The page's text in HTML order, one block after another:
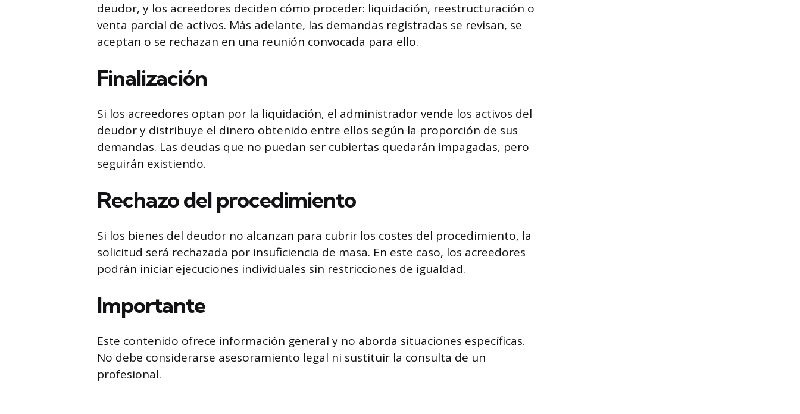
deudor, y los acreedores deciden cómo proceder: liquidación, reestructuración o
venta parcial de activos. Más adelante, las demandas registradas se revisan, se
aceptan o se rechazan en una reunión convocada para ello.
Finalización
Si los acreedores optan por la liquidación, el administrador vende los activos del
deudor y distribuye el dinero obtenido entre ellos según la proporción de sus
demandas. Las deudas que no puedan ser cubiertas quedarán impagadas, pero
seguirán existiendo.
Rechazo del procedimiento
Si los bienes del deudor no alcanzan para cubrir los costes del procedimiento, la
solicitud será rechazada por insuficiencia de masa. En este caso, los acreedores
podrán iniciar ejecuciones individuales sin restricciones de igualdad.
Importante
Este contenido ofrece información general y no aborda situaciones específicas.
No debe considerarse asesoramiento legal ni sustituir la consulta de un
profesional.